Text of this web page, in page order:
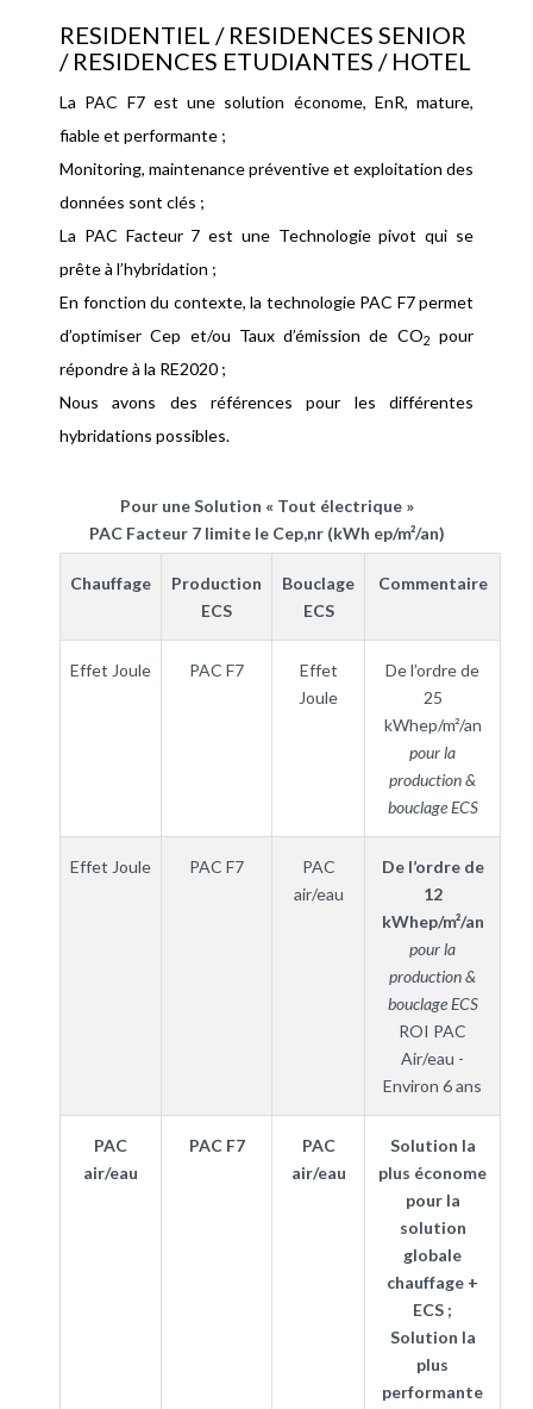
RESIDENTIEL / RESIDENCES SENIOR
/ RESIDENCES ETUDIANTES / HOTEL
La PAC F7 est une solution économe, EnR, mature,
fiable et performante ;
Monitoring, maintenance préventive et exploitation des
données sont clés ;
La PAC Facteur 7 est une Technologie pivot qui se
prête à l’hybridation ;
En fonction du contexte, la technologie PAC F7 permet
d’optimiser Cep et/ou Taux d’émission de CO2
pour
répondre à la RE2020 ;
Nous avons des références pour les différentes
hybridations possibles.
Pour une Solution « Tout électrique »
PAC Facteur 7 limite le Cep,nr (kWh ep/m²/an)
Chauffage
Production
ECS
Bouclage
ECS
Commentaire
Effet Joule PAC F7
Effet
Joule
De l’ordre de
25
kWhep/m²/an
pour la
production &
bouclage ECS
Effet Joule PAC F7
PAC
air/eau
De l’ordre de
12
kWhep/m²/an
pour la
production &
bouclage ECS
ROI PAC
Air/eau -
Environ 6 ans
PAC
air/eau
PAC F7
PAC
air/eau
Solution la
plus économe
pour la
solution
globale
chauffage +
ECS ;
Solution la
plus
performante